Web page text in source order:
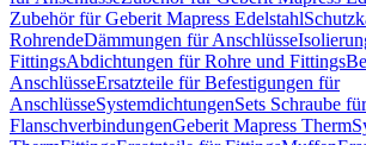
Zubehör für Geberit Mapress Edelstahl
RohrendeDämmungen für Anschlüsse
FittingsAbdichtungen für Rohre und Fittings
AnschlüsseErsatzteile für Befestigungen für
AnschlüsseSystemdichtungenSets Schraube für
FlanschverbindungenGeberit Mapress Therm